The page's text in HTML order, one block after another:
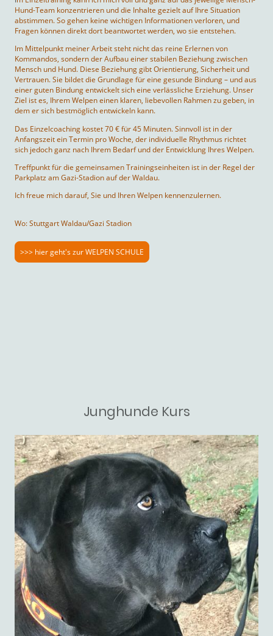
Hund-Team konzentrieren und die Inhalte gezielt auf Ihre Situation
abstimmen. So gehen keine wichtigen Informationen verloren, und
Fragen können direkt dort beantwortet werden, wo sie entstehen.
Im Mittelpunkt meiner Arbeit steht nicht das reine Erlernen von
Kommandos, sondern der Aufbau einer stabilen Beziehung zwischen
Mensch und Hund. Diese Beziehung gibt Orientierung, Sicherheit und
Vertrauen. Sie bildet die Grundlage für eine gesunde Bindung – und aus
einer guten Bindung entwickelt sich eine verlässliche Erziehung. Unser
Ziel ist es, Ihrem Welpen einen klaren, liebevollen Rahmen zu geben, in
dem er sich bestmöglich entwickeln kann.
Das Einzelcoaching kostet 70 € für 45 Minuten. Sinnvoll ist in der
Anfangszeit ein Termin pro Woche, der individuelle Rhythmus richtet
sich jedoch ganz nach Ihrem Bedarf und der Entwicklung Ihres Welpen.
Treffpunkt für die gemeinsamen Trainingseinheiten ist in der Regel der
Parkplatz am Gazi-Stadion auf der Waldau.
Ich freue mich darauf, Sie und Ihren Welpen kennenzulernen.
Wo: Stuttgart Waldau/Gazi Stadion
>>> hier geht's zur WELPEN SCHULE
Junghunde Kurs